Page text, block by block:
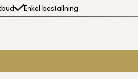
Enkel beställning